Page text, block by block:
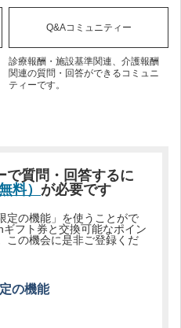
Q&Aコミュニティー
診療報酬・施設基準関連、介護報酬
関連の質問・回答ができるコミュニ
ティーです。
で質問・回答するに
料） が必要です
定の機能」を使うことがで
フト券と交換可能なポイン
この機会に是非ご登録くだ
の機能